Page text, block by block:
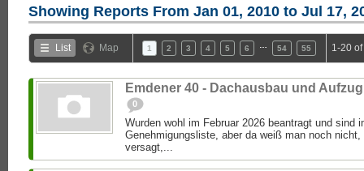
Showing Reports From Jan 01, 2010 to Jul 17,
List Map 1 2 3 4 5 6 54 55 1-20
Emdener 40 - Dachausbau und Aufzug
0
Wurden wohl im Februar 2026 beantragt und sind
Genehmigungsliste, aber da weiß man noch nicht,
versagt,...